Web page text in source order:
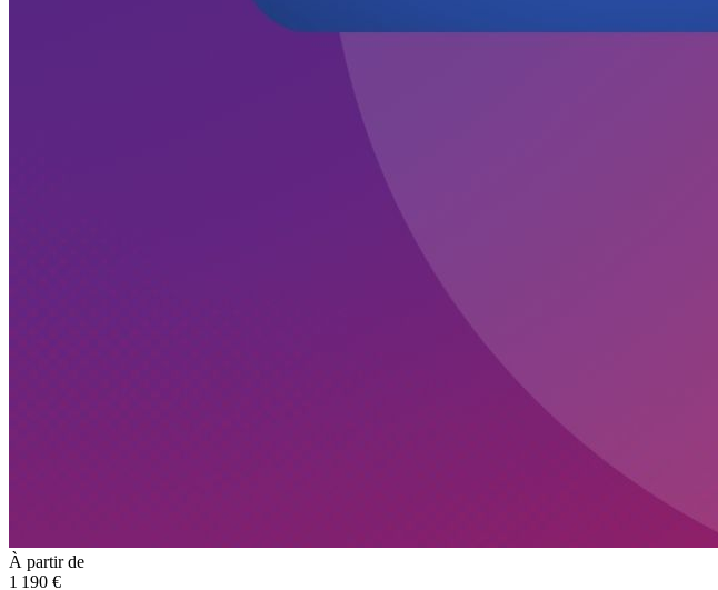
À partir de
1 190 €